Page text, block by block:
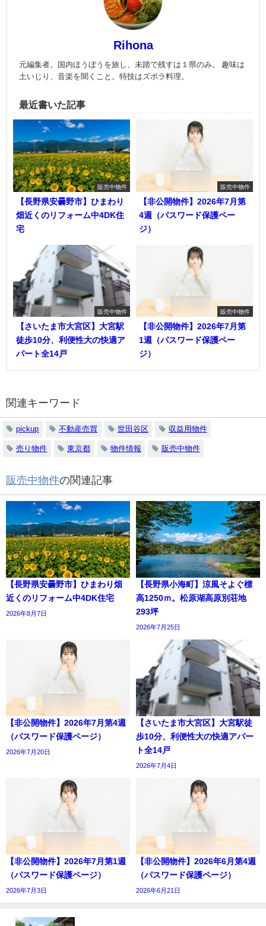
Rihona
元編集者。国内ほうぼうを旅し、未踏で残すは１県のみ。 趣味は
土いじり、音楽を聞くこと。特技はズボラ料理。
最近書いた記事
販売中物件
【長野県安曇野市】ひまわり
畑近くのリフォーム中4DK住
宅
販売中物件
【非公開物件】2026年7月第
4週（パスワード保護ペー
ジ）
販売中物件
【さいたま市大宮区】大宮駅
徒歩10分、利便性大の快適ア
パート全14戸
販売中物件
【非公開物件】2026年7月第
1週（パスワード保護ペー
ジ）
関連キーワード
pickup 不動産売買 世田谷区 収益用物件
売り物件 東京都 物件情報 販売中物件
販売中物件の関連記事
【長野県安曇野市】ひまわり畑
近くのリフォーム中4DK住宅
2026年8月7日
【長野県小海町】涼風そよぐ標
高1250ｍ。松原湖高原別荘地
293坪
2026年7月25日
【非公開物件】2026年7月第4週
（パスワード保護ページ）
2026年7月20日
【さいたま市大宮区】大宮駅徒
歩10分、利便性大の快適アパー
ト全14戸
2026年7月4日
【非公開物件】2026年7月第1週
（パスワード保護ページ）
2026年7月3日
【非公開物件】2026年6月第4週
（パスワード保護ページ）
2026年6月21日